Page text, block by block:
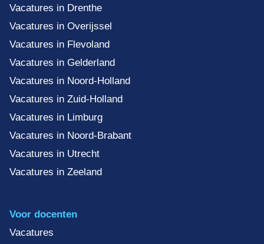
Vacatures in Drenthe
Vacatures in Overijssel
Vacatures in Flevoland
Vacatures in Gelderland
Vacatures in Noord-Holland
Vacatures in Zuid-Holland
Vacatures in Limburg
Vacatures in Noord-Brabant
Vacatures in Utrecht
Vacatures in Zeeland
Voor docenten
Vacatures